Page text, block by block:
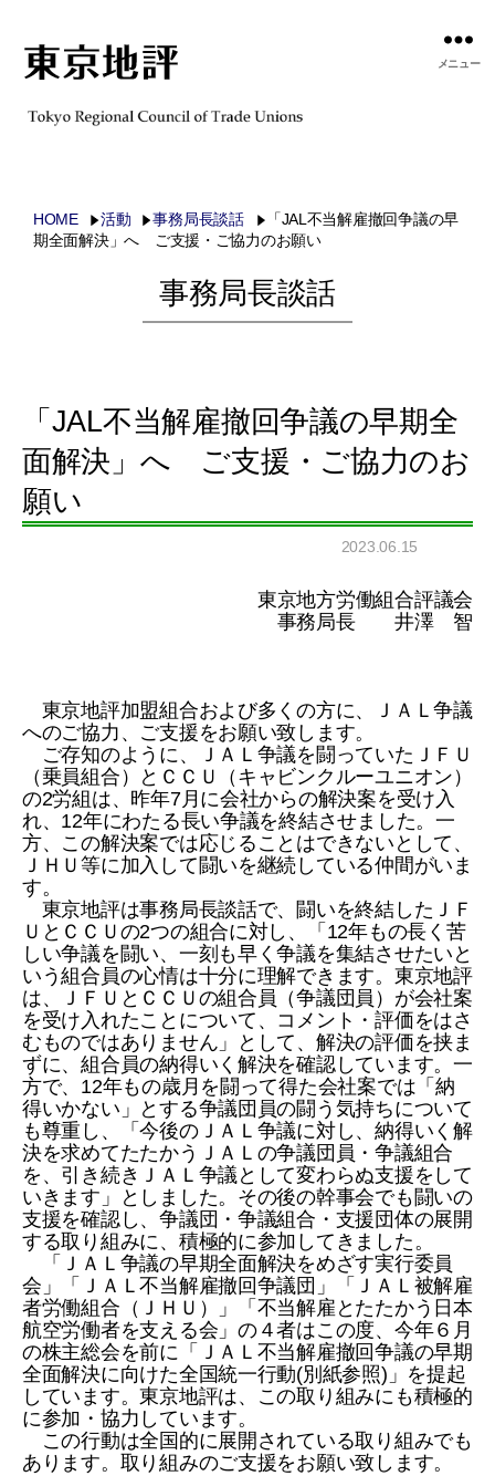
メニュー
HOME 活動 事務局長談話
「JAL不当解雇撤回争議の早
期全面解決」へ ご支援・ご協力のお願い
事務局長談話
「JAL不当解雇撤回争議の早期全
面解決」へ ご支援・ご協力のお
願い
2023.06.15
東京地方労働組合評議会
事務局長 井澤 智
東京地評加盟組合および多くの方に、ＪＡＬ争議
へのご協力、ご支援をお願い致します。
ご存知のように、ＪＡＬ争議を闘っていたＪＦＵ
（乗員組合）とＣＣＵ（キャビンクルーユニオン）
の2労組は、昨年7月に会社からの解決案を受け入
れ、12年にわたる長い争議を終結させました。一
方、この解決案では応じることはできないとして、
ＪＨＵ等に加入して闘いを継続している仲間がいま
す。
東京地評は事務局長談話で、闘いを終結したＪＦ
ＵとＣＣＵの2つの組合に対し、「12年もの長く苦
しい争議を闘い、一刻も早く争議を集結させたいと
いう組合員の心情は十分に理解できます。東京地評
は、ＪＦＵとＣＣＵの組合員（争議団員）が会社案
を受け入れたことについて、コメント・評価をはさ
むものではありません」として、解決の評価を挟ま
ずに、組合員の納得いく解決を確認しています。一
方で、12年もの歳月を闘って得た会社案では「納
得いかない」とする争議団員の闘う気持ちについて
も尊重し、「今後のＪＡＬ争議に対し、納得いく解
決を求めてたたかうＪＡＬの争議団員・争議組合
を、引き続きＪＡＬ争議として変わらぬ支援をして
いきます」としました。その後の幹事会でも闘いの
支援を確認し、争議団・争議組合・支援団体の展開
する取り組みに、積極的に参加してきました。
「ＪＡＬ争議の早期全面解決をめざす実行委員
会」「ＪＡＬ不当解雇撤回争議団」「ＪＡＬ被解雇
者労働組合（ＪＨＵ）」「不当解雇とたたかう日本
航空労働者を支える会」の４者はこの度、今年６月
の株主総会を前に「ＪＡＬ不当解雇撤回争議の早期
全面解決に向けた全国統一行動(別紙参照)」を提起
しています。東京地評は、この取り組みにも積極的
に参加・協力しています。
この行動は全国的に展開されている取り組みでも
あります。取り組みのご支援をお願い致します。